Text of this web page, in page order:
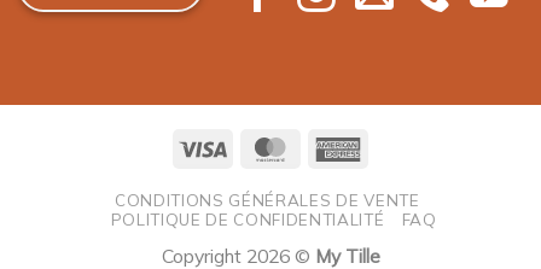
Visa MasterCard
CONDITIONS GÉNÉRALES DE VENTE
POLITIQUE DE CONFIDENTIALITÉ
FAQ
Copyright 2026 © My Tille